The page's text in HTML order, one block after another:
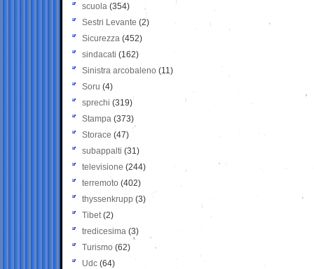
scuola (354)
Sestri Levante (2)
Sicurezza (452)
sindacati (162)
Sinistra arcobaleno (11)
Soru (4)
sprechi (319)
Stampa (373)
Storace (47)
subappalti (31)
televisione(244)
terremoto (402)
thyssenkrupp (3)
Tibet(2)
tredicesima (3)
Turismo (62)
Udc (64)